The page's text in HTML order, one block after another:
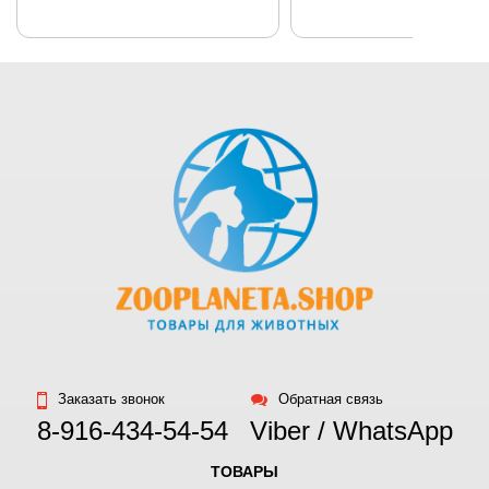
Заказать звонок
8-916-434-54-54
Обратная связь
Viber / WhatsApp
ТОВАРЫ